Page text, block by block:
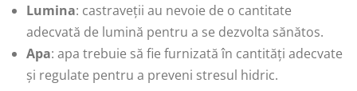
Lumina: castraveții au nevoie de o cantitate
adecvată de lumină pentru a se dezvolta sănătos.
Apa: apa trebuie să fie furnizată în cantități adecvate
și regulate pentru a preveni stresul hidric.